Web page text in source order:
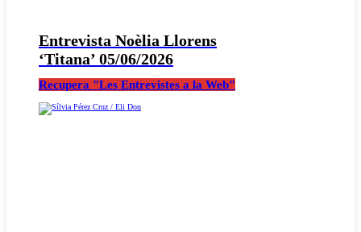
Entrevista Noèlia Llorens
‘Titana’ 05/06/2026
Recupera "Les Entrevistes a la Web"